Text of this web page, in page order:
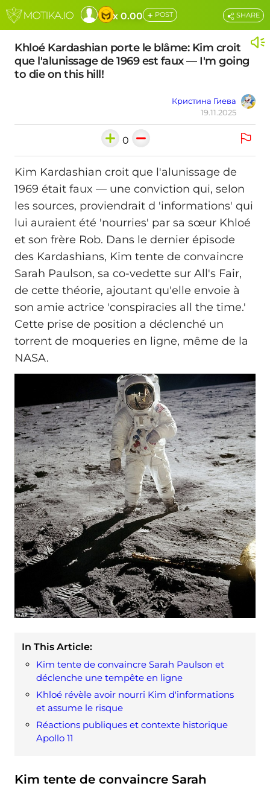
x 0.00 + POST
Khloé Kardashian porte le blâme: Kim croit
que l'alunissage de 1969 est faux — I'm going
to die on this hill!
Кристина Гиева
19.11.2025
SHARE
0
Kim Kardashian croit que l'alunissage de
1969 était faux — une conviction qui, selon
les sources, proviendrait d 'informations' qui
lui auraient été 'nourries' par sa sœur Khloé
et son frère Rob. Dans le dernier épisode
des Kardashians, Kim tente de convaincre
Sarah Paulson, sa co-vedette sur All's Fair,
de cette théorie, ajoutant qu'elle envoie à
son amie actrice 'conspiracies all the time.'
Cette prise de position a déclenché un
torrent de moqueries en ligne, même de la
NASA.
In This Article:
Kim tente de convaincre Sarah Paulson et
déclenche une tempête en ligne
Khloé révèle avoir nourri Kim d'informations
et assume le risque
Réactions publiques et contexte historique
Apollo 11
Kim tente de convaincre Sarah